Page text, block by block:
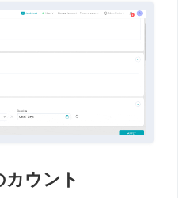
ウント